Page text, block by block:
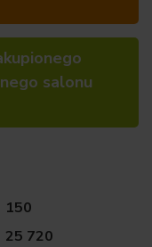
salonu
150
25 720